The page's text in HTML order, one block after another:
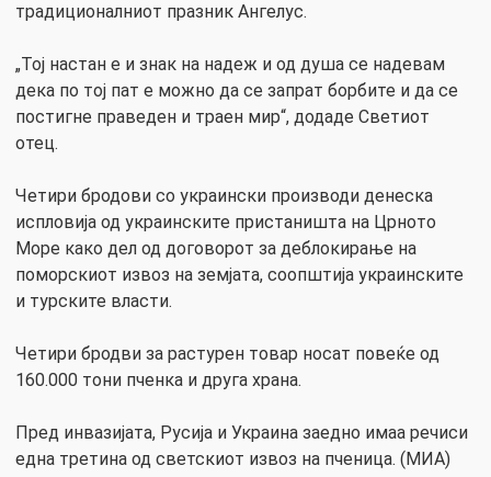
традиционалниот празник Ангелус.
„Тој настан е и знак на надеж и од душа се надевам
дека по тој пат е можно да се запрат борбите и да се
постигне праведен и траен мир“, додаде Светиот
отец.
Четири бродови со украински производи денеска
испловија од украинските пристаништа на Црното
Море како дел од договорот за деблокирање на
поморскиот извоз на земјата, соопштија украинските
и турските власти.
Четири бродви за растурен товар носат повеќе од
160.000 тони пченка и друга храна.
Пред инвазијата, Русија и Украина заедно имаа речиси
една третина од светскиот извоз на пченица. (МИА)